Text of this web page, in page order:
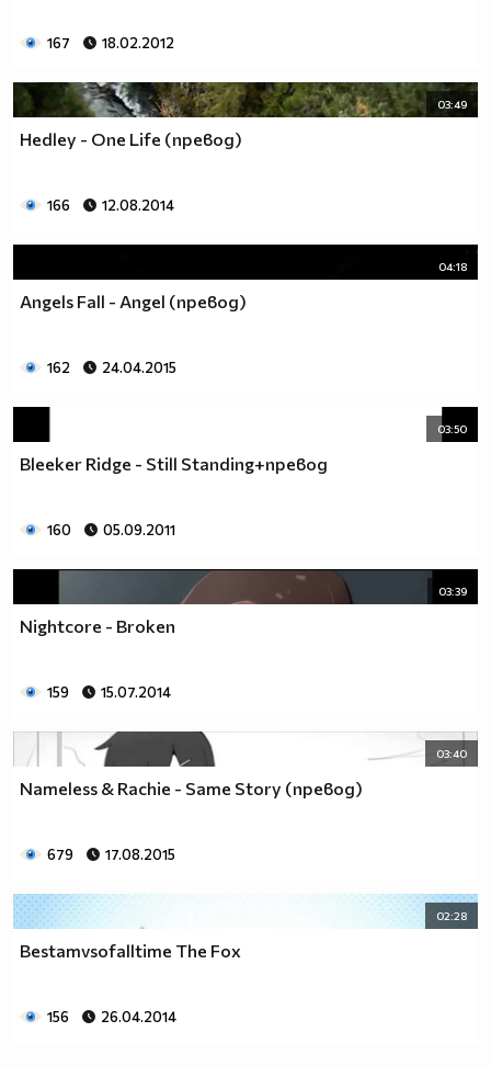
167 18.02.2012
03:49
Hedley - One Life (превод)
166 12.08.2014
04:18
Angels Fall - Angel (превод)
162 24.04.2015
03:50
Bleeker Ridge - Still Standing+превод
160 05.09.2011
03:39
Nightcore - Broken
159 15.07.2014
03:40
Nameless & Rachie - Same Story (превод)
679 17.08.2015
02:28
Bestamvsofalltime The Fox
156 26.04.2014